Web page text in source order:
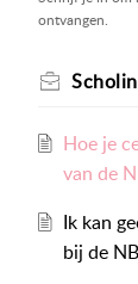
ontvangen.
Hoe je
van de
Ik kan
bij de